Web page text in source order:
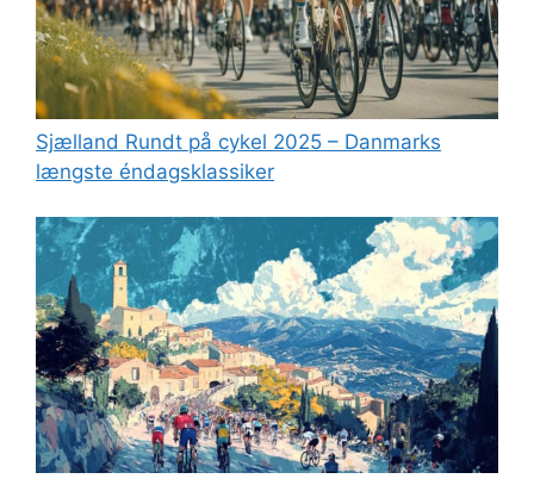
Sjælland Rundt på cykel 2025 – Danmarks
længste éndagsklassiker